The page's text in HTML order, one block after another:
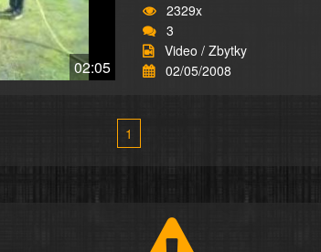
02:05
2329x
3
Video / Zbytky
02/05/2008
1